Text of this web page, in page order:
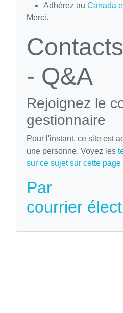
Adhérez au Canada
Merci.
- Q&A
Rejoignez le
gestionnaire
Pour l'instant, ce site est
une personne. Voyez les
sur ce sujet sur cette page
Par
courrier